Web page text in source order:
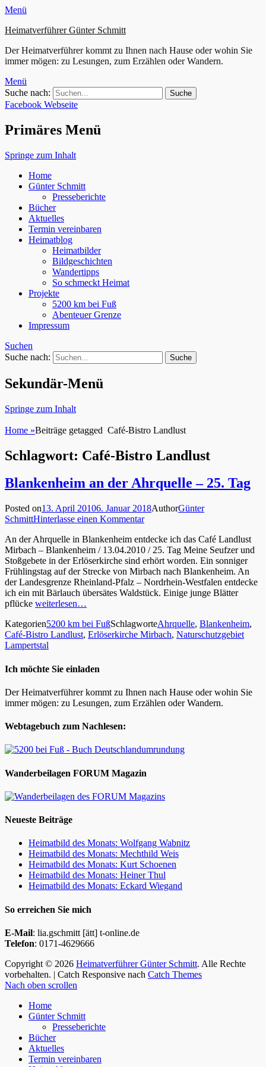
Menü
Heimatverführer Günter Schmitt
Der Heimatverführer kommt zu Ihnen nach Hause oder wohin Sie
immer mögen: zu Lesungen, zum Erzählen oder Wandern.
Menü
Suche nach:
Facebook Webseite
Primäres Menü
Springe zum Inhalt
Home
Günter Schmitt
Presseberichte
Bücher
Aktuelles
Termin vereinbaren
Heimatblog
Heimatbilder
Bildgeschichten
Wandertipps
So schmeckt Heimat
Projekte
5200 km bei Fuß
Abenteuer Grenze
Impressum
Suchen
Suche nach:
Sekundär-Menü
Springe zum Inhalt
Home »Beiträge getagged Café-Bistro Landlust
Schlagwort: Café-Bistro Landlust
Blankenheim an der Ahrquelle – 25. Tag
Posted on13. April 20106. Januar 2018AuthorGünter
SchmittHinterlasse einen Kommentar
An der Ahrquelle in Blankenheim entdecke ich das Café Landlust
Mirbach – Blankenheim / 13.04.2010 / 25. Tag Meine Seufzer und
Stoßgebete in der Erlöserkirche sind erhört worden. Ein sonniger
Frühlingstag auf der Strecke von Mirbach nach Blankenheim. An
der Landesgrenze Rheinland-Pfalz – Nordrhein-Westfalen entdecke
ich ein mit Bärlauch übersätes Waldstück. Einige junge Blätter
pflücke weiterlesen…
Kategorien5200 km bei FußSchlagworteAhrquelle, Blankenheim,
Café-Bistro Landlust, Erlöserkirche Mirbach, Naturschutzgebiet
Lampertstal
Ich möchte Sie einladen
Der Heimatverführer kommt zu Ihnen nach Hause oder wohin Sie
immer mögen: zu Lesungen, zum Erzählen oder Wandern.
Webtagebuch zum Nachlesen:
Wanderbeilagen FORUM Magazin
Neueste Beiträge
Heimatbild des Monats: Wolfgang Wabnitz
Heimatbild des Monats: Mechthild Weis
Heimatbild des Monats: Kurt Schoenen
Heimatbild des Monats: Heiner Thul
Heimatbild des Monats: Eckard Wiegand
So erreichen Sie mich
E-Mail: lia.gschmitt [ätt] t-online.de
Telefon: 0171-4629666
Copyright © 2026 Heimatverführer Günter Schmitt. Alle Rechte
vorbehalten. | Catch Responsive nach Catch Themes
Nach oben scrollen
Home
Günter Schmitt
Presseberichte
Bücher
Aktuelles
Termin vereinbaren